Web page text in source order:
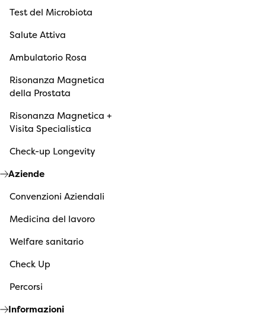
Test del Microbiota
Salute Attiva
Ambulatorio Rosa
Risonanza Magnetica
della Prostata
Risonanza Magnetica +
Visita Specialistica
Check-up Longevity
Aziende
Convenzioni Aziendali
Medicina del lavoro
Welfare sanitario
Check Up
Percorsi
Informazioni